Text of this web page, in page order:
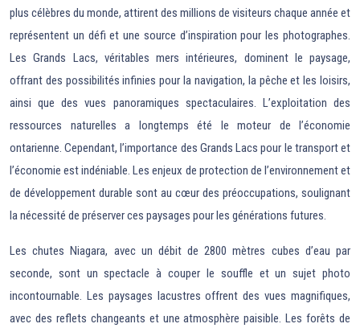
plus célèbres du monde, attirent des millions de visiteurs chaque année et
représentent un défi et une source d’inspiration pour les photographes.
Les Grands Lacs, véritables mers intérieures, dominent le paysage,
offrant des possibilités infinies pour la navigation, la pêche et les loisirs,
ainsi que des vues panoramiques spectaculaires. L’exploitation des
ressources naturelles a longtemps été le moteur de l’économie
ontarienne. Cependant, l’importance des Grands Lacs pour le transport et
l’économie est indéniable. Les enjeux de protection de l’environnement et
de développement durable sont au cœur des préoccupations, soulignant
la nécessité de préserver ces paysages pour les générations futures.
Les chutes Niagara, avec un débit de 2800 mètres cubes d’eau par
seconde, sont un spectacle à couper le souffle et un sujet photo
incontournable. Les paysages lacustres offrent des vues magnifiques,
avec des reflets changeants et une atmosphère paisible. Les forêts de